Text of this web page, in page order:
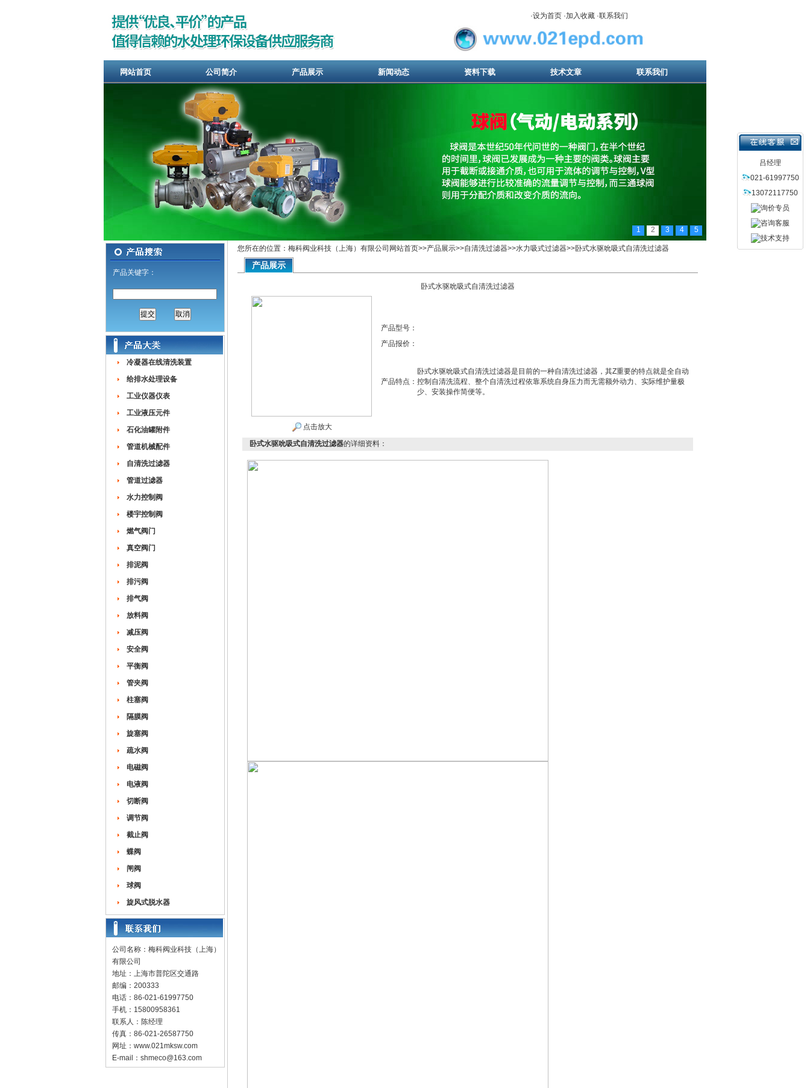
·设为首页 ·加入收藏 ·联系我们
网站首页 公司简介 产品展示 新闻动态 资料下载 技术文章 联系我们
1 2 3 4 5
吕经理
021-61997750
13072117750
产品关键字：
冷凝器在线清洗装置
给排水处理设备
工业仪器仪表
工业液压元件
石化油罐附件
管道机械配件
自清洗过滤器
管道过滤器
水力控制阀
楼宇控制阀
燃气阀门
真空阀门
排泥阀
排污阀
排气阀
放料阀
减压阀
安全阀
平衡阀
管夹阀
柱塞阀
隔膜阀
旋塞阀
疏水阀
电磁阀
电液阀
切断阀
调节阀
截止阀
蝶阀
闸阀
球阀
旋风式脱水器
公司名称：梅科阀业科技（上海）
有限公司
地址：上海市普陀区交通路
邮编：200333
电话：86-021-61997750
手机：15800958361
联系人：陈经理
传真：86-021-26587750
网址： www.021mksw.com
E-mail： shmeco@163.com
您所在的位置：梅科阀业科技（上海）有限公司网站首页>>产品展示>>自清洗过滤器>>水力吸式过滤器>>卧式水驱吮吸式自清洗过滤器
产品展示
卧式水驱吮吸式自清洗过滤器
点击放大
产品型号：
产品报价：
产品特点：
卧式水驱吮吸式自清洗过滤器是目前的一种自清洗过滤器，其Z重要的特点就是全自动
控制自清洗流程、整个自清洗过程依靠系统自身压力而无需额外动力、实际维护量极
少、安装操作简便等。
卧式水驱吮吸式自清洗过滤器的详细资料：